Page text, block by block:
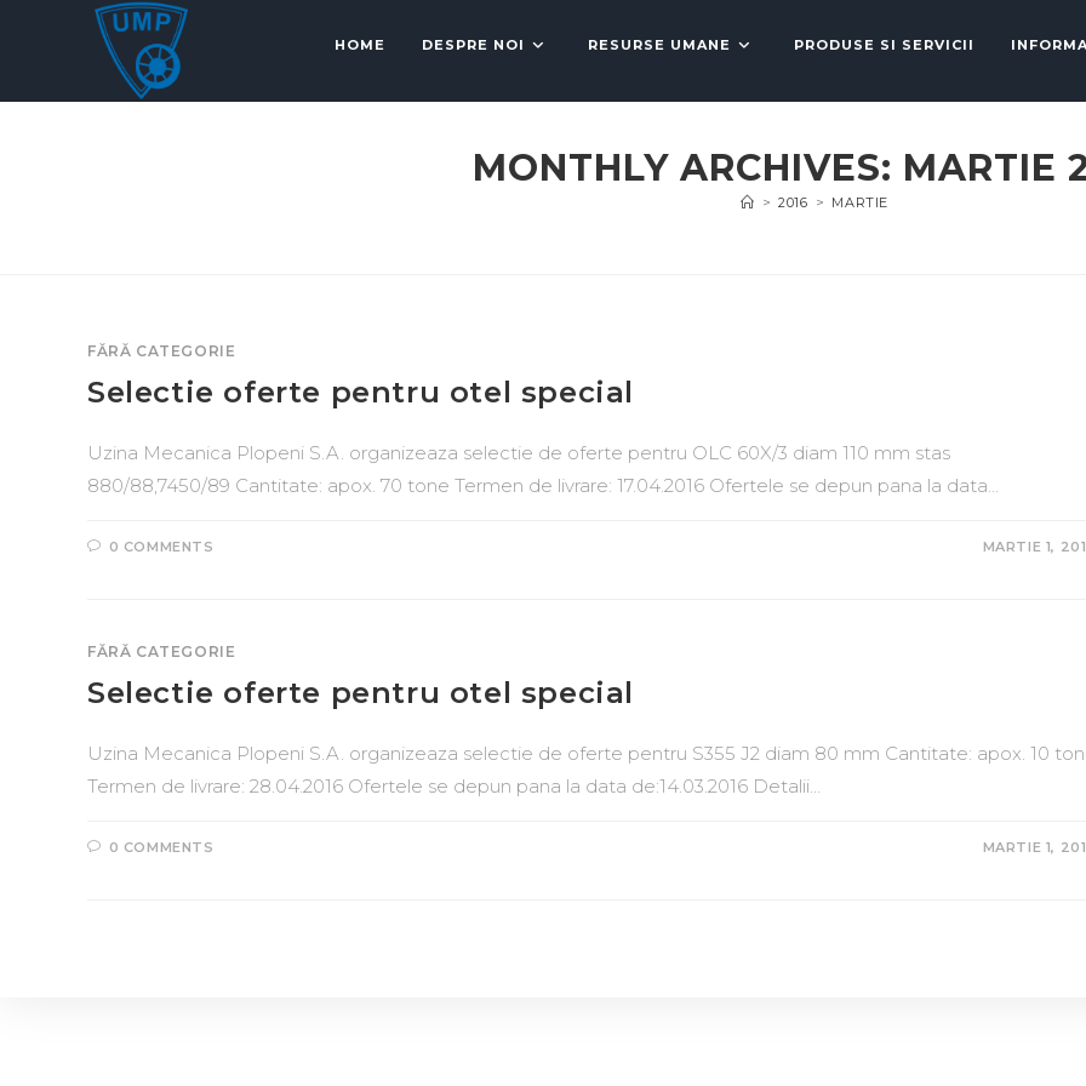
HOME DESPRE NOI RESURSE UMANE PRODUSE SI SERVICII
MONTHLY ARCHIVES: MARTIE
> 2016 > MARTIE
FĂRĂ CATEGORIE
Selectie oferte pentru otel special
Uzina Mecanica Plopeni S.A. organizeaza selectie de oferte pentru OLC 60X/3 diam 110 mm stas
880/88,7450/89 Cantitate: apox. 70 tone Termen de livrare: 17.04.2016 Ofertele se depun pana la data…
0 COMMENTS MARTIE 1,
FĂRĂ CATEGORIE
Selectie oferte pentru otel special
Uzina Mecanica Plopeni S.A. organizeaza selectie de oferte pentru S355 J2 diam 80 mm Cantitate: apox. 10
Termen de livrare: 28.04.2016 Ofertele se depun pana la data de:14.03.2016 Detalii…
0 COMMENTS MARTIE 1,